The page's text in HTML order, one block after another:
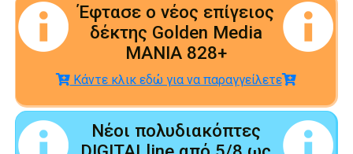
Έφτασε ο νέος επίγειος
δέκτης Golden Media
MANIA 828+
Κάντε κλικ εδώ για να παραγγείλετε
Νέοι πολυδιακόπτες